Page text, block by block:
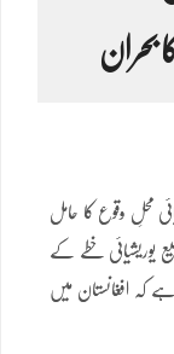
بحران
محلِ وقوع کا حامل
یوریشیائی خطے کے
کہ افغانستان میں